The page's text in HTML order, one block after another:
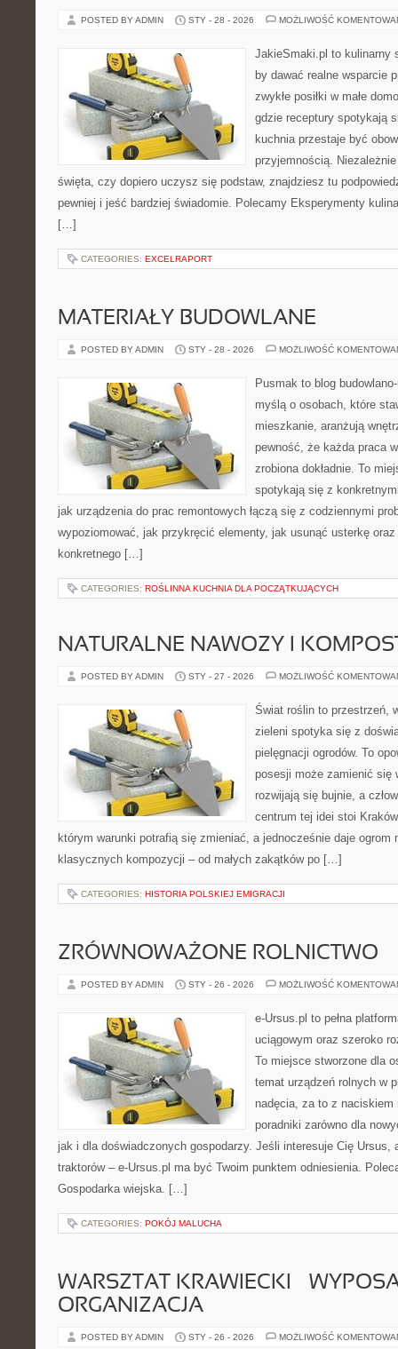
POSTED BY ADMIN STY - 28 - 2026 MOŻLIWOŚĆ
JakieSmaki.pl to kulinarny
by dawać realne wsparcie
zwykłe posiłki w małe
gdzie receptury spotykają
kuchnia przestaje być
przyjemnością.
święta, czy dopiero uczysz się podstaw, znajdziesz tu
pewniej i jeść bardziej świadomie. Polecamy Eksperymenty
[…]
CATEGORIES: EXCELRAPORT
MATERIAŁY BUDOWLANE
POSTED BY ADMIN STY - 28 - 2026 MOŻLIWOŚĆ
Pusmak to blog
myślą o osobach, które
mieszkanie, aranżują
pewność, że każda praca
zrobiona dokładnie. To
spotykają się z
jak urządzenia do prac remontowych łączą się z codziennymi
wypoziomować, jak przykręcić elementy, jak usunąć usterkę
konkretnego […]
CATEGORIES: ROŚLINNA KUCHNIA DLA POCZĄTKUJĄCYCH
NATURALNE NAWOZY I
POSTED BY ADMIN STY - 27 - 2026 MOŻLIWOŚĆ
Świat roślin to przestrzeń,
zieleni spotyka się z
pielęgnacji ogrodów. To
posesji może zamienić się
rozwijają się bujnie, a
centrum tej idei stoi
którym warunki potrafią się zmieniać, a jednocześnie daje ogrom
klasycznych kompozycji – od małych zakątków po […]
CATEGORIES: HISTORIA POLSKIEJ EMIGRACJI
ZRÓWNOWAŻONE ROLNICTWO
POSTED BY ADMIN STY - 26 - 2026 MOŻLIWOŚĆ
e-Ursus.pl to pełna
uciągowym oraz szeroko
To miejsce stworzone dla
temat urządzeń rolnych w
nadęcia, za to z
poradniki zarówno dla
jak i dla doświadczonych gospodarzy. Jeśli interesuje Cię Ursus,
traktorów – e-Ursus.pl ma być Twoim punktem odniesienia.
Gospodarka wiejska. […]
CATEGORIES: POKÓJ MALUCHA
WARSZTAT KRAWIECKI –
ORGANIZACJA
POSTED BY ADMIN STY - 26 - 2026 MOŻLIWOŚĆ